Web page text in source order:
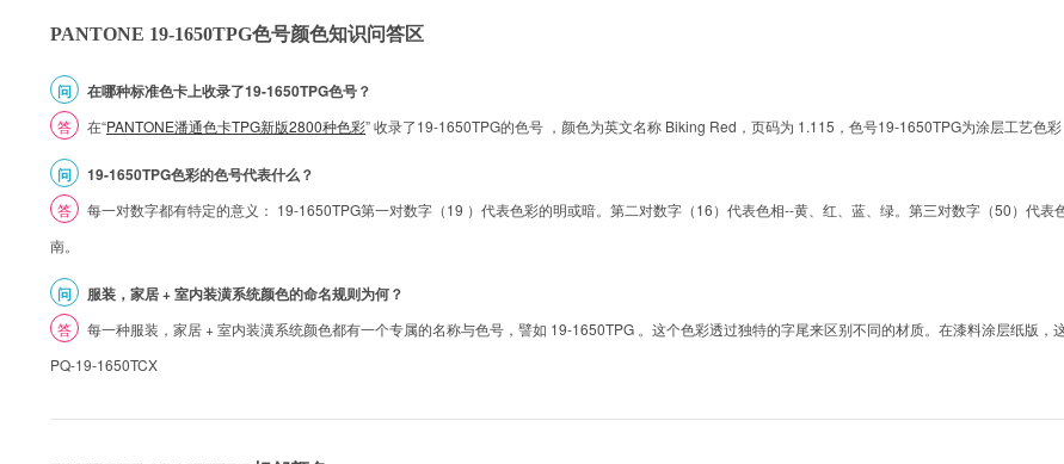
PANTONE 19-1650TPG色号颜色知识问答区
问 在哪种标准色卡上收录了19-1650TPG色号？
答 在“PANTONE潘通色卡TPG新版2800种色彩” 收录了19-1650TPG的色号 ，颜色为英文名称 Biking Red，页码为 1.115，色号19-1650TPG为涂层工艺色彩
问 19-1650TPG色彩的色号代表什么？
答
每一对数字都有特定的意义： 19-1650TPG第一对数字（19 ）代表色彩的明或暗。第二对数字（16）代表色相--黄、红、蓝、绿。第三对数字（50）代
南。
问 服装，家居 + 室内装潢系统颜色的命名规则为何？
答
每一种服装，家居 + 室内装潢系统颜色都有一个专属的名称与色号，譬如 19-1650TPG 。这个色彩透过独特的字尾来区别不同的材质。在漆料涂层纸版
PQ-19-1650TCX